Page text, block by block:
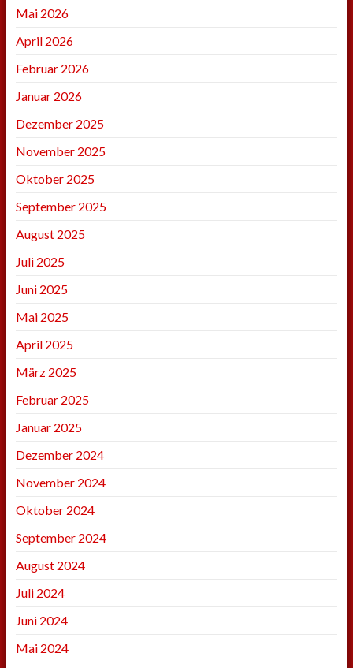
Mai 2026
April 2026
Februar 2026
Januar 2026
Dezember 2025
November 2025
Oktober 2025
September 2025
August 2025
Juli 2025
Juni 2025
Mai 2025
April 2025
März 2025
Februar 2025
Januar 2025
Dezember 2024
November 2024
Oktober 2024
September 2024
August 2024
Juli 2024
Juni 2024
Mai 2024